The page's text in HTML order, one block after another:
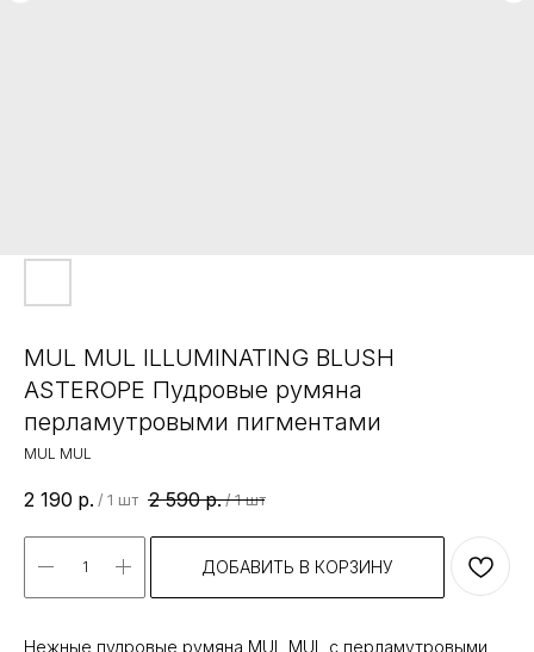
MUL MUL ILLUMINATING BLUSH
ASTEROPE Пудровые румяна
перламутровыми пигментами
MUL MUL
2 190 р. / 1 шт 2 590 р. / 1 шт
ДОБАВИТЬ В КОРЗИНУ
Нежные пудровые румяна MUL MUL с перламутровыми